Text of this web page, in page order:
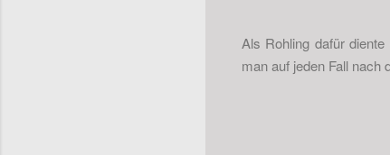
Als Rohling dafür
man auf jeden Fall nach